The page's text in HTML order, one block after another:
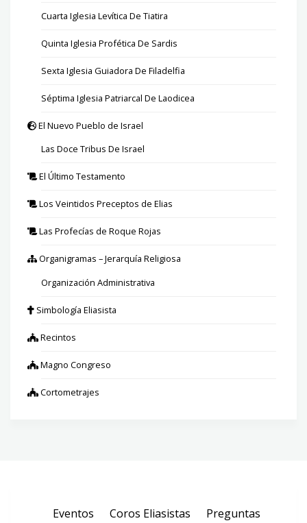
Cuarta Iglesia Levítica De Tiatira
Quinta Iglesia Profética De Sardis
Sexta Iglesia Guiadora De Filadelfia
Séptima Iglesia Patriarcal De Laodicea
El Nuevo Pueblo de Israel
Las Doce Tribus De Israel
El Último Testamento
Los Veintidos Preceptos de Elias
Las Profecías de Roque Rojas
Organigramas – Jerarquía Religiosa
Organización Administrativa
Simbología Eliasista
Recintos
Magno Congreso
Cortometrajes
Eventos Coros Eliasistas
Preguntas